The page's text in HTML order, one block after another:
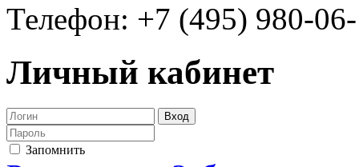
Телефон: +7 (495) 980-
Личный кабинет
Запомнить